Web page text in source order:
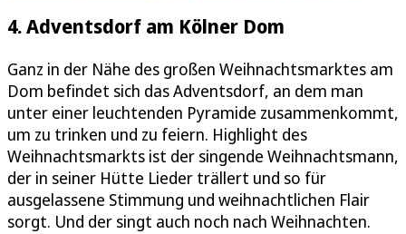
4. Adventsdorf am Kölner Dom
Ganz in der Nähe des großen Weihnachtsmarktes am
Dom befindet sich das Adventsdorf, an dem man
unter einer leuchtenden Pyramide zusammenkommt,
um zu trinken und zu feiern. Highlight des
Weihnachtsmarkts ist der singende Weihnachtsmann,
der in seiner Hütte Lieder trällert und so für
ausgelassene Stimmung und weihnachtlichen Flair
sorgt. Und der singt auch noch nach Weihnachten.